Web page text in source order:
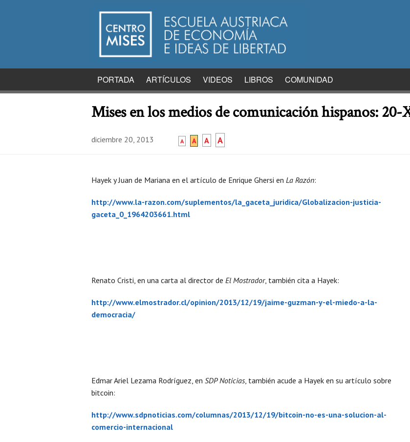
PORTADA ARTÍCULOS VIDEOS LIBROS COMUNIDAD
Mises en los medios de comunicación hispanos:
diciembre 20, 2013 A A A A
Hayek y Juan de Mariana en el artículo de Enrique Ghersi en La Razón:
http://www.la-razon.com/suplementos/la_gaceta_juridica/Globalizacion-justicia-
gaceta_0_1964203661.html
Renato Cristi, en una carta al director de El Mostrador, también cita a Hayek:
http://www.elmostrador.cl/opinion/2013/12/19/jaime-guzman-y-el-miedo-a-la-
democracia/
Edmar Ariel Lezama Rodríguez, en SDP Noticias , también acude a Hayek en su artículo sobre
bitcoin:
http://www.sdpnoticias.com/columnas/2013/12/19/bitcoin-no-es-una-solucion-al-
comercio-internacional